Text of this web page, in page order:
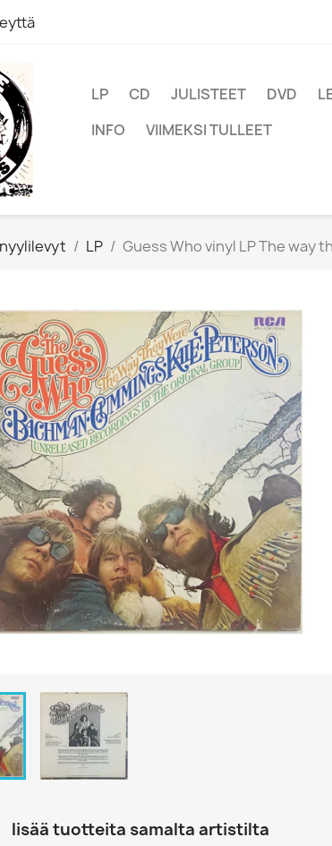
LP CD JULISTEET DVD
INFO
VIIMEKSI TULLEET
LP Guess Who vinyl LP The way
lisää tuotteita samalta artistilta